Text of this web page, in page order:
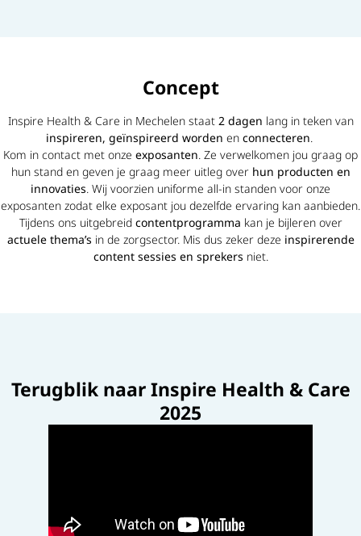
Concept
Inspire Health & Care in Mechelen staat 2 dagen lang in teken van
inspireren, geïnspireerd worden en connecteren.
Kom in contact met onze exposanten. Ze verwelkomen jou graag op
hun stand en geven je graag meer uitleg over hun producten en
innovaties. Wij voorzien uniforme all-in standen voor onze
exposanten zodat elke exposant jou dezelfde ervaring kan aanbieden.
Tijdens ons uitgebreid contentprogramma kan je bijleren over
actuele thema’s in de zorgsector. Mis dus zeker deze inspirerende
content sessies en sprekers niet.
Terugblik naar Inspire Health & Care
2025